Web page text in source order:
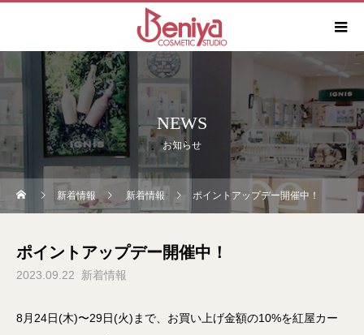
NEWS
お知らせ
新着情報 新着情報 ポイントアップデー開催中！
ポイントアップデー開催中！
2023.09.22 新着情報
8月24日(木)〜29日(火)まで、お買い上げ金額の10%を紅屋カー